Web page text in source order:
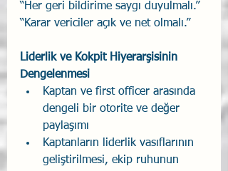
“Her geri bildirime saygı duyulmalı.”
“Karar vericiler açık ve net olmalı.”
Liderlik ve Kokpit Hiyerarşisinin
Dengelenmesi
Kaptan ve first officer arasında
dengeli bir otorite ve değer
paylaşımı
Kaptanların liderlik vasıflarının
geliştirilmesi, ekip ruhunun